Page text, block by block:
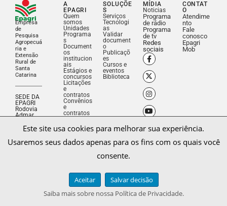
Empresa
de
Pesquisa
Agropecuá
ria e
Extensão
Rural de
Santa
Catarina
SEDE DA
EPAGRI
Rodovia
Admar
1347 –
Itacorubi
Florianop
olis, SC –
A
EPAGRI
Quem
somos
Unidades
Programa
s
Document
os
institucion
ais
Estágios e
concursos
Licitações
e
contratos
Convênios
e
contratos
SOLUÇÕE
S
Serviços
Tecnologi
as
Validar
document
o
Publicaçõ
es
Cursos e
eventos
Biblioteca
MÍDIA
Noticias
Programa
de rádio
Programa
de tv
Redes
sociais
CONTAT
O
Atendime
nto
Fale
conosco
Epagri
Mob
Este site usa cookies para melhorar sua experiência.
Usaremos seus dados apenas para os fins com os quais você
consente.
Aceitar
Salvar decisão
Saiba mais sobre nossa Política de Privacidade.